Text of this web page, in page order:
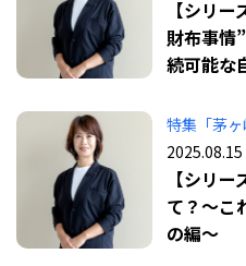
【シリ
財布事情
続可能な
特集「茅ヶ
2025.08.15
【シリ
て？〜こ
の編〜